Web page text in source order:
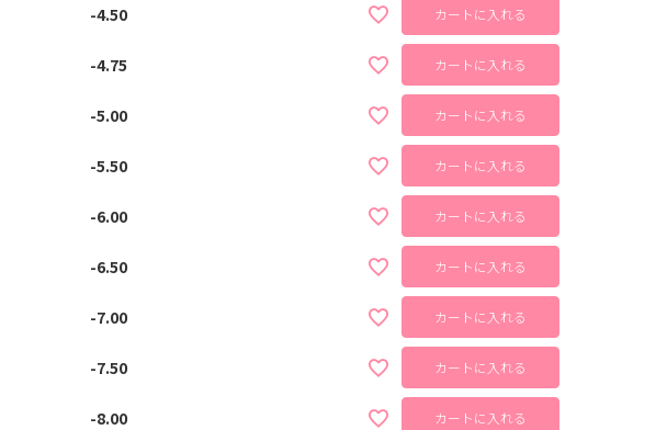
-4.50 カートに入れる
-4.75 カートに入れる
-5.00 カートに入れる
-5.50 カートに入れる
-6.00 カートに入れる
-6.50 カートに入れる
-7.00 カートに入れる
-7.50 カートに入れる
-8.00 カートに入れる